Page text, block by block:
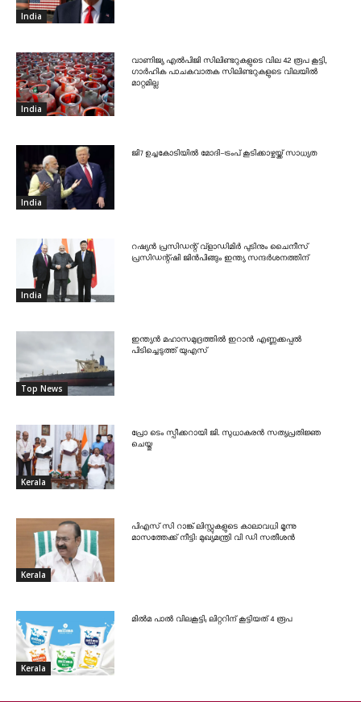
India
India
വാണിജ്യ എൽപിജി സിലിണ്ടറുകളുടെ വില 42 രൂപ കൂട്ടി,
ഗാർഹിക പാചകവാതക സിലിണ്ടറുകളുടെ വിലയിൽ
മാറ്റമില്ല
India
ജി7 ഉച്ചകോടിയിൽ മോദി-ട്രംപ് കൂടിക്കാഴ്ചയ്ക്ക് സാധ്യത
India
റഷ്യൻ പ്രസിഡന്റ് വ്‌ളാഡിമിർ പുടിനും ചൈനീസ്
പ്രസിഡന്റ്ഷി ജിൻപിങ്ങും ഇന്ത്യ സന്ദർശനത്തിന്
Top News
ഇന്ത്യൻ മഹാസമുദ്രത്തിൽ ഇറാൻ എണ്ണക്കപ്പൽ
പിടിച്ചെടുത്ത് യുഎസ്
Kerala
പ്രോ ടെം സ്പീക്കറായി ജി. സുധാകരൻ സത്യപ്രതിജ്ഞ
ചെയ്തു
Kerala
പിഎസ് സി റാങ്ക് ലിസ്റ്റുകളുടെ കാലാവധി മൂന്നു
മാസത്തേക്ക് നീട്ടി: മുഖ്യമന്ത്രി വി ഡി സതീശൻ
Kerala
മിൽമ പാൽ വിലകൂട്ടി; ലിറ്ററിന് കൂട്ടിയത് 4 രൂപ